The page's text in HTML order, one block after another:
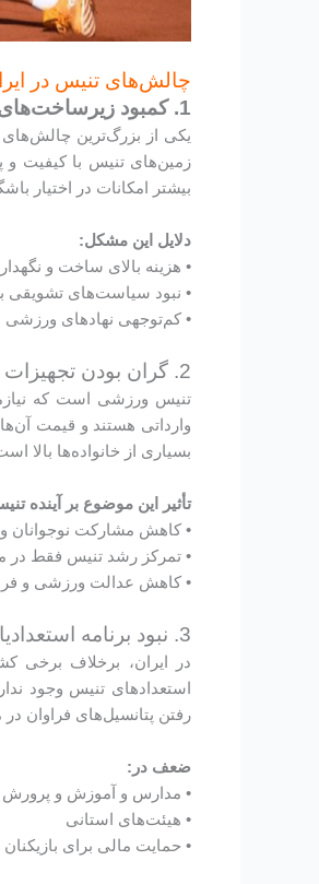
چالش‌های تنیس در
1. کمبود زیرساخت‌های استاندارد
یکی از بزرگ‌ترین
زمین‌های تنیس با کیفیت
بیشتر امکانات در اختیار
دلایل این مشکل:
• هزینه بالای ساخت و
• نبود سیاست‌های تشویقی
• کم‌توجهی نهادهای ورزشی
2. گران بودن تجهیزات و آموزش تنیس
تنیس ورزشی است که
وارداتی هستند و قیمت
بسیاری از خانواده‌ها بالا
تأثیر این موضوع بر آینده
• کاهش مشارکت نوجوانان
• تمرکز رشد تنیس فقط در
• کاهش عدالت ورزشی و
3. نبود برنامه استعدادیابی منسجم
در ایران، برخلاف برخی
استعدادهای تنیس وجود
رفتن پتانسیل‌های
ضعف در:
• مدارس و آموزش و پرورش
• هیئت‌های استانی
• حمایت‌ مالی برای